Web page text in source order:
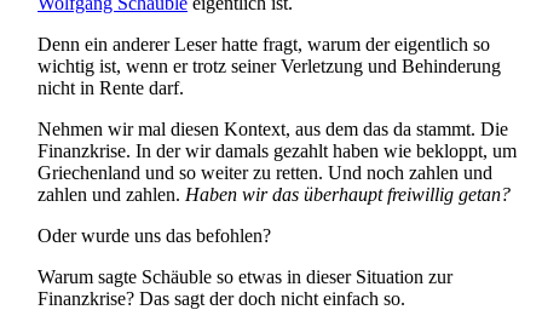
Denn ein anderer Leser hatte fragt, warum der eigentlich so
wichtig ist, wenn er trotz seiner Verletzung und Behinderung
nicht in Rente darf.
Nehmen wir mal diesen Kontext, aus dem das da stammt. Die
Finanzkrise. In der wir damals gezahlt haben wie bekloppt, um
Griechenland und so weiter zu retten. Und noch zahlen und
zahlen und zahlen. Haben wir das überhaupt freiwillig getan?
Oder wurde uns das befohlen?
Warum sagte Schäuble so etwas in dieser Situation zur
Finanzkrise? Das sagt der doch nicht einfach so.